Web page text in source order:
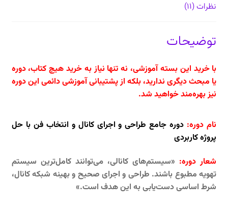
حل
کاربردی
عدد
نظرات (11)
توضیحات
با خرید این بسته آموزشی، نه تنها نیاز به خرید هیچ کتاب، دوره
یا مبحث دیگری ندارید، بلکه از پشتیبانی آموزشی دائمی این دوره
نیز بهره‌مند خواهید شد.
نام دوره: دوره جامع طراحی و اجرای کانال و انتخاب فن با حل
پروژه کاربردی
شعار دوره: «سیستم‌های کانالی، می‌توانند کامل‌ترین سیستم
تهویه مطبوع باشند. طراحی و اجرای صحیح و بهینه شبکه کانال،
شرط اساسی دست‌یابی به این هدف است.»